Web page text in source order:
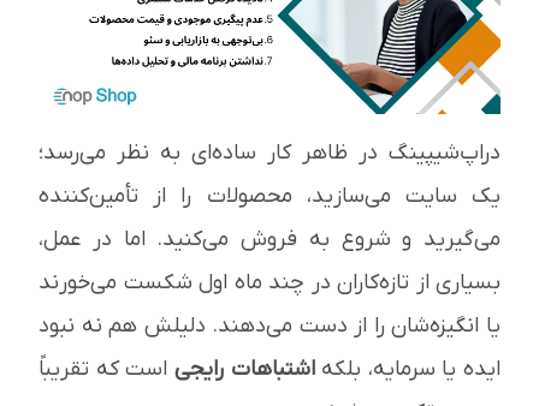
دراپ‌شیپینگ در ظاهر کار ساده‌ای به نظر می‌رسد؛
یک سایت می‌سازید، محصولات را از تأمین‌کننده
می‌گیرید و شروع به فروش می‌کنید. اما در عمل،
بسیاری از تازه‌کاران در چند ماه اول شکست می‌خورند
یا انگیزه‌شان را از دست می‌دهند. دلیلش هم نه نبود
ایده یا سرمایه، بلکهاشتباهات رایجی است که تقریباً